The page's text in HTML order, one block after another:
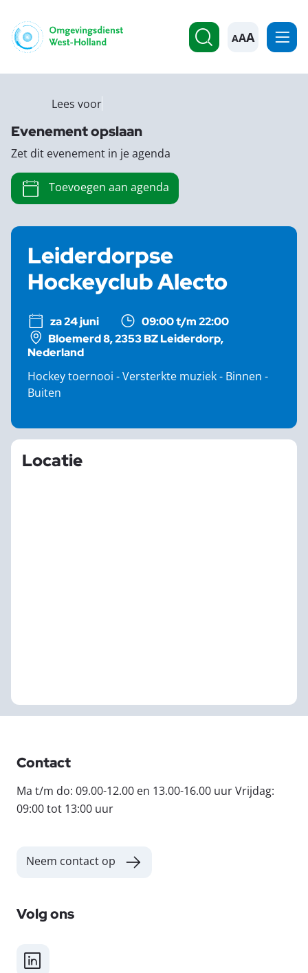
A
Leiderdorpse
Hockeyclub Alecto
za 24 juni
09:00 t/m 22:00
Bloemerd 8, 2353 BZ Leiderdorp,
Nederland
Hockey toernooi - Versterkte muziek - Binnen -
Buiten
Locatie
Lees voor
Evenement opslaan
Zet dit evenement in je agenda
Toevoegen aan agenda
Contact
Ma t/m do: 09.00-12.00 en 13.00-16.00 uur Vrijdag:
09:00 tot 13:00 uur
Neem contact op
Volg ons
LinkedIn